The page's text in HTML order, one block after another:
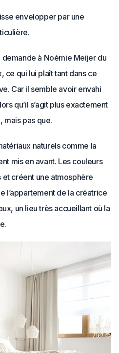
envelopper par une
à Noémie Meijer du
ce qui lui plaît tant dans ce
Car il semble avoir envahi
qu’il s’agit plus exactement
mais pas que.
naturels comme la
mis en avant. Les couleurs
créent une atmosphère
l’appartement de la créatrice
un lieu très accueillant où la